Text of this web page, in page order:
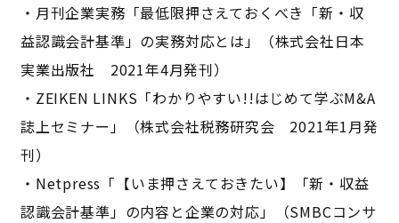
・月刊企業実務「最低限押さえておくべき「新・収
益認識会計基準」の実務対応とは」（株式会社日本
実業出版社 2021年4月発刊）
・ZEIKEN LINKS「わかりやすい!!はじめて学ぶM&A
誌上セミナー」（株式会社税務研究会 2021年1月発
刊）
・Netpress「【いま押さえておきたい】「新・収益
認識会計基準」の内容と企業の対応」（SMBCコンサ